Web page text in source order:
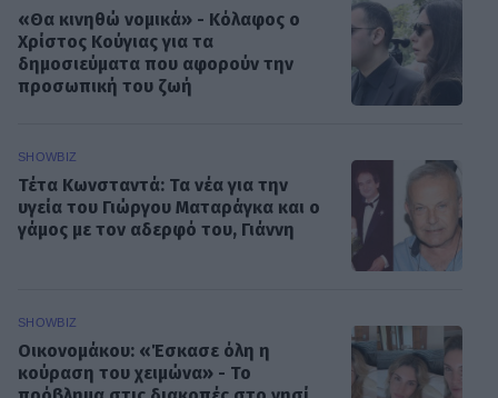
«Θα κινηθώ νομικά» - Κόλαφος ο
Χρίστος Κούγιας για τα
δημοσιεύματα που αφορούν την
προσωπική του ζωή
SHOWBIZ
Τέτα Κωνσταντά: Τα νέα για την
υγεία του Γιώργου Ματαράγκα και ο
γάμος με τον αδερφό του, Γιάννη
SHOWBIZ
Οικονομάκου: «Έσκασε όλη η
κούραση του χειμώνα» - Το